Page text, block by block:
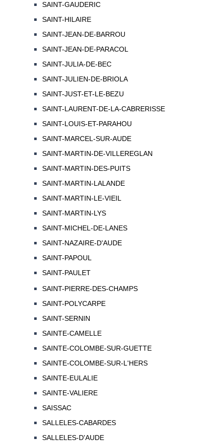
SAINT-GAUDERIC
SAINT-HILAIRE
SAINT-JEAN-DE-BARROU
SAINT-JEAN-DE-PARACOL
SAINT-JULIA-DE-BEC
SAINT-JULIEN-DE-BRIOLA
SAINT-JUST-ET-LE-BEZU
SAINT-LAURENT-DE-LA-CABRERISSE
SAINT-LOUIS-ET-PARAHOU
SAINT-MARCEL-SUR-AUDE
SAINT-MARTIN-DE-VILLEREGLAN
SAINT-MARTIN-DES-PUITS
SAINT-MARTIN-LALANDE
SAINT-MARTIN-LE-VIEIL
SAINT-MARTIN-LYS
SAINT-MICHEL-DE-LANES
SAINT-NAZAIRE-D'AUDE
SAINT-PAPOUL
SAINT-PAULET
SAINT-PIERRE-DES-CHAMPS
SAINT-POLYCARPE
SAINT-SERNIN
SAINTE-CAMELLE
SAINTE-COLOMBE-SUR-GUETTE
SAINTE-COLOMBE-SUR-L'HERS
SAINTE-EULALIE
SAINTE-VALIERE
SAISSAC
SALLELES-CABARDES
SALLELES-D'AUDE